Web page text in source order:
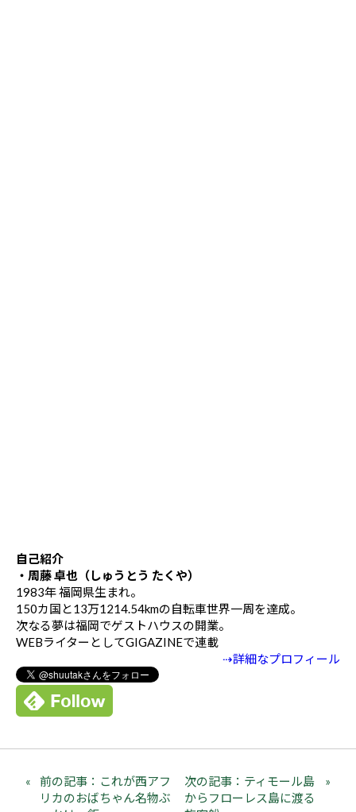
自己紹介
・周藤 卓也（しゅうとう たくや）
1983年 福岡県生まれ。
150カ国と13万1214.54kmの自転車世界一周を達成。
次なる夢は福岡でゲストハウスの開業。
WEBライターとしてGIGAZINEで連載
⇢詳細なプロフィール
前の記事：これが西アフ
リカのおばちゃん名物ぶ
次の記事：ティモール島
からフローレス島に渡る